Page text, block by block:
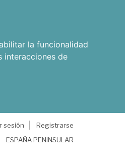
la funcionalidad
interacciones de
sesión
Registrarse
ESPAÑA PENINSULAR